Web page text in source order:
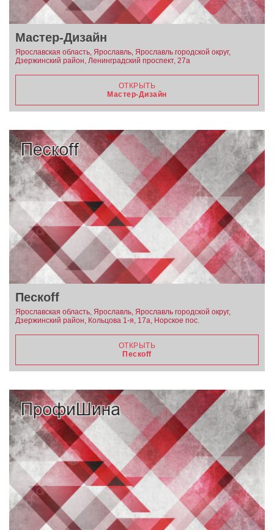
Мастер-Дизайн
Ярославская область, Ярославль, Ярославль городской округ,
Дзержинский район, Ленинградский проспект, 27а
ОТКРЫТЬ
Мастер-Дизайн
Пескоff
Ярославская область, Ярославль, Ярославль городской округ,
Дзержинский район, Кольцова 1-я, 17а, Норское пос.
ОТКРЫТЬ
Пескоff